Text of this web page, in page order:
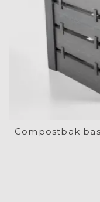
Compostbak